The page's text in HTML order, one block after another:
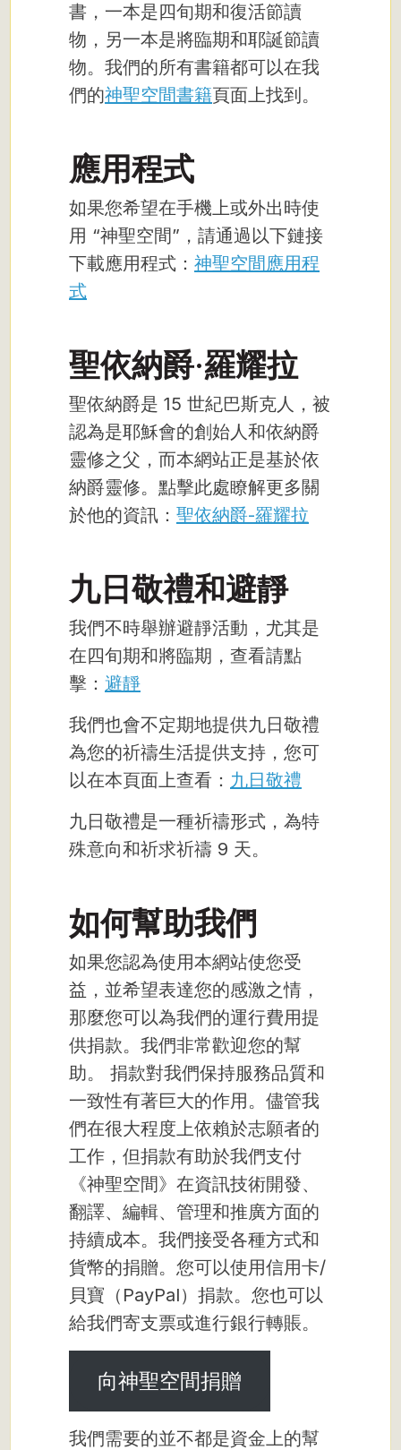
書，一本是四旬期和復活節讀
物，另一本是將臨期和耶誕節讀
物。我們的所有書籍都可以在我
們的神聖空間書籍頁面上找到。
應用程式
如果您希望在手機上或外出時使
用 “神聖空間”，請通過以下鏈接
下載應用程式： 神聖空間應用程
式
聖依納爵·羅耀拉
聖依納爵是 15 世紀巴斯克人，被
認為是耶穌會的創始人和依納爵
靈修之父，而本網站正是基於依
納爵靈修。點擊此處瞭解更多關
於他的資訊： 聖依納爵-羅耀拉
九日敬禮和避靜
我們不時舉辦避靜活動，尤其是
在四旬期和將臨期，查看請點
擊： 避靜
我們也會不定期地提供九日敬禮
為您的祈禱生活提供支持，您可
以在本頁面上查看： 九日敬禮
九日敬禮是一種祈禱形式，為特
殊意向和祈求祈禱 9 天。
如何幫助我們
如果您認為使用本網站使您受
益，並希望表達您的感激之情，
那麼您可以為我們的運行費用提
供捐款。我們非常歡迎您的幫
助。 捐款對我們保持服務品質和
一致性有著巨大的作用。儘管我
們在很大程度上依賴於志願者的
工作，但捐款有助於我們支付
《神聖空間》在資訊技術開發、
翻譯、編輯、管理和推廣方面的
持續成本。我們接受各種方式和
貨幣的捐贈。您可以使用信用卡/
貝寶（PayPal）捐款。您也可以
給我們寄支票或進行銀行轉賬。
向神聖空間捐贈
我們需要的並不都是資金上的幫